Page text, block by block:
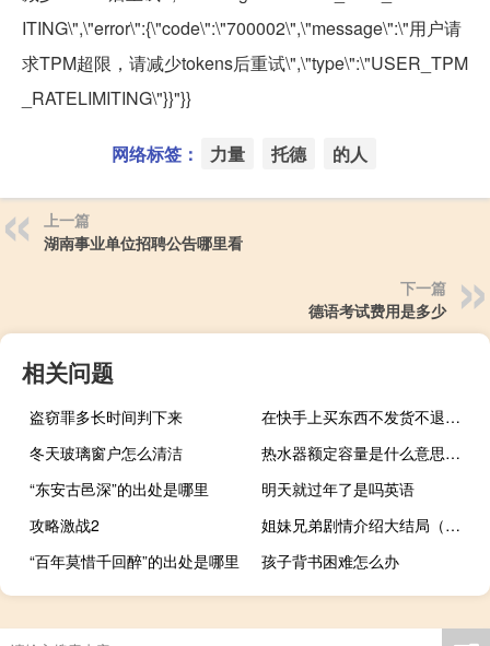
ITING\",\"error\":{\"code\":\"700002\",\"message\":\"用户请
求TPM超限，请减少tokens后重试\",\"type\":\"USER_TPM
_RATELIMITING\"}}"}}
网络标签： 力量 托德 的人
上一篇
湖南事业单位招聘公告哪里看
下一篇
德语考试费用是多少
相关问题
盗窃罪多长时间判下来
在快手上买东西不发货不退怎么办（在快手上买东西别人不发货怎么办）
冬天玻璃窗户怎么清洁
热水器额定容量是什么意思（额定容量是什么意思）
“东安古邑深”的出处是哪里
明天就过年了是吗英语
攻略激战2
姐妹兄弟剧情介绍大结局（姐妹兄弟剧情介绍）
“百年莫惜千回醉”的出处是哪里
孩子背书困难怎么办